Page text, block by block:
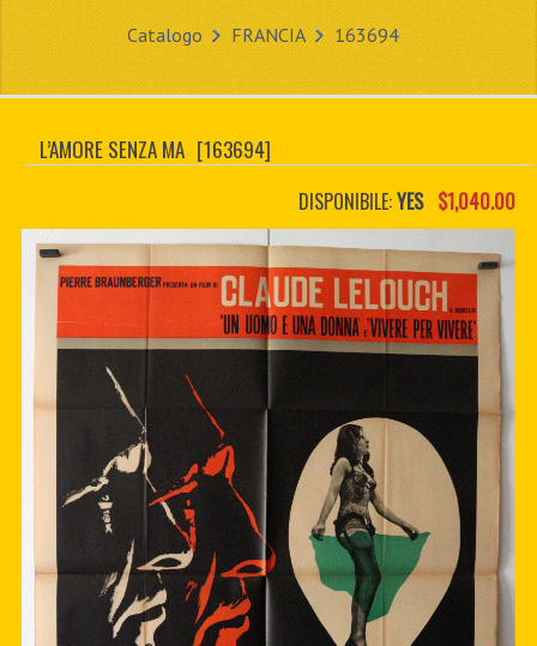
IL MIO CONTO
CONTATTO
PDF BOOKS
CUSTOM PDF
Catalogo FRANCIA 163694
L’AMORE SENZA MA [163694]
DISPONIBILE:YES $1,040.00